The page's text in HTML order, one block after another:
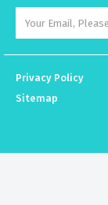
Privacy Policy
Sitemap